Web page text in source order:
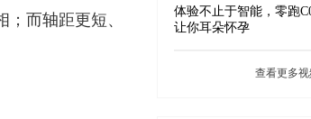
而轴距更短、
体验不止于智能，零跑
让你耳朵怀孕
查看更多